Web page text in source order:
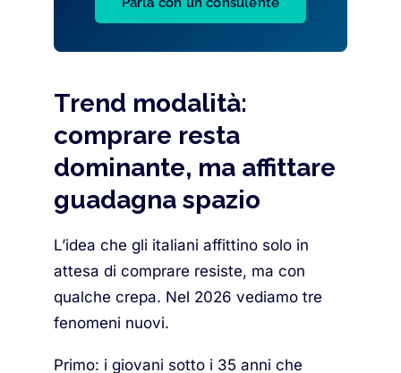
Trend modalità:
comprare resta
dominante, ma affittare
guadagna spazio
L’idea che gli italiani affittino solo in
attesa di comprare resiste, ma con
qualche crepa. Nel 2026 vediamo tre
fenomeni nuovi.
Primo: i giovani sotto i 35 anni che